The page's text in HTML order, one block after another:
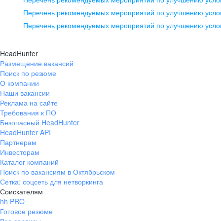
pr@ural.hh.ru
помещение 21
+7 383 207-94-64
pr@nsk.hh.ru
Перечень рекомендуемых мероприятий по улучшению
Перечень рекомендуемых мероприятий по улучшению
HeadHunter
Размещение вакансий
Поиск по резюме
О компании
Наши вакансии
Реклама на сайте
Требования к ПО
Безопасный HeadHunter
HeadHunter API
Партнерам
Инвесторам
Каталог компаний
Поиск по вакансиям в Октябрьском
Сетка: соцсеть для нетворкинга
Соискателям
hh PRO
Готовое резюме